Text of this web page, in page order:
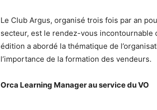
Le Club Argus, organisé trois fois par an
secteur, est le rendez-vous incontournable
édition a abordé la thématique de
l’importance de la formation des vendeurs.
Orca Learning Manager au service du VO